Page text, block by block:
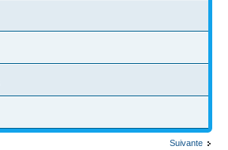
Suivante